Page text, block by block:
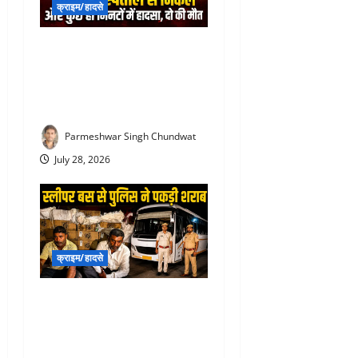
क्राइम/हादसे
Parmeshwar Singh Chundwat
July 28, 2026
क्राइम/हादसे